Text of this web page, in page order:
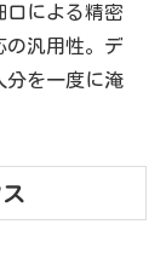
による精密
の汎用性。デ
分を一度に淹